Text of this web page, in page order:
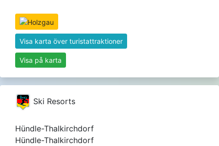
Visa karta över turistattraktioner
Visa på karta
Ski Resorts
Hündle-Thalkirchdorf
Hündle-Thalkirchdorf